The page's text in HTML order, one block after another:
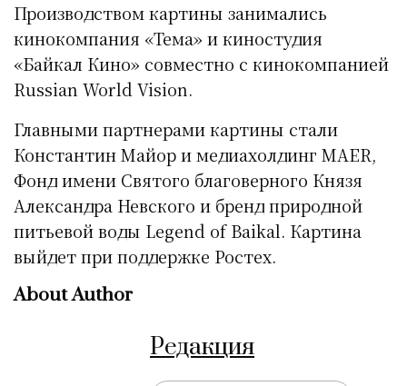
Производством картины занимались
кинокомпания «Тема» и киностудия
«Байкал Кино» совместно с кинокомпанией
Russian World Vision.
Главными партнерами картины стали
Константин Майор и медиахолдинг MAER,
Фонд имени Святого благоверного Князя
Александра Невского и бренд природной
питьевой воды Legend of Baikal. Картина
выйдет при поддержке Ростех.
About Author
Редакция